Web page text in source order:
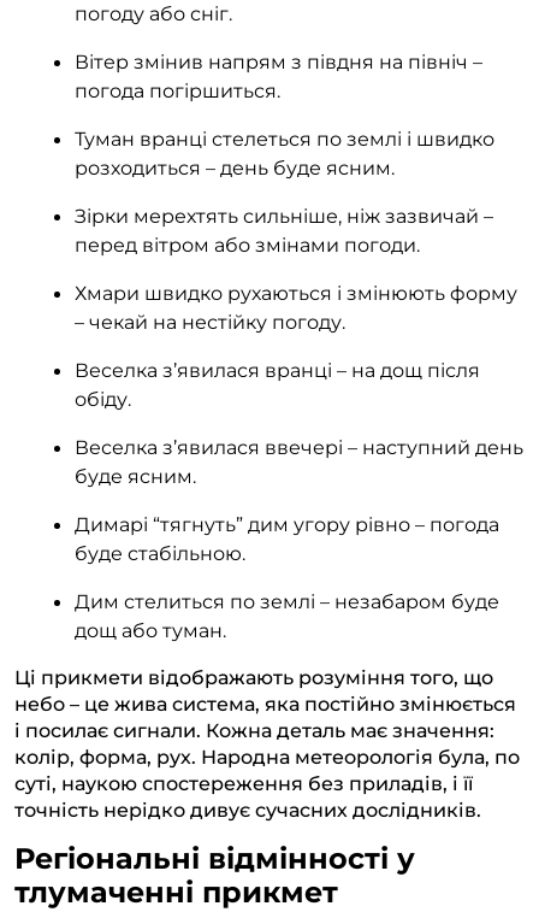
погоду або сніг.
Вітер змінив напрям з півдня на північ –
погода погіршиться.
Туман вранці стелеться по землі і швидко
розходиться – день буде ясним.
Зірки мерехтять сильніше, ніж зазвичай –
перед вітром або змінами погоди.
Хмари швидко рухаються і змінюють форму
– чекай на нестійку погоду.
Веселка з’явилася вранці – на дощ після
обіду.
Веселка з’явилася ввечері – наступний день
буде ясним.
Димарі “тягнуть” дим угору рівно – погода
буде стабільною.
Дим стелиться по землі – незабаром буде
дощ або туман.
Ці прикмети відображають розуміння того, що
небо – це жива система, яка постійно змінюється
і посилає сигнали. Кожна деталь має значення:
колір, форма, рух. Народна метеорологія була, по
суті, наукою спостереження без приладів, і її
точність нерідко дивує сучасних дослідників.
Регіональні відмінності у
тлумаченні прикмет